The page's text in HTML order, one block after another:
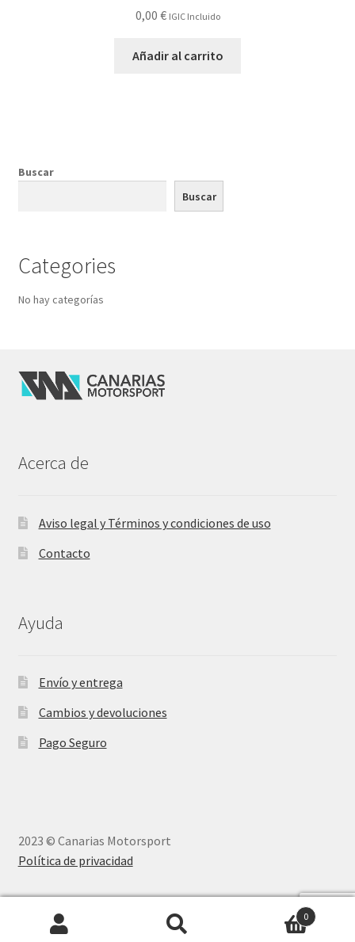
0,00 € IGIC Incluido
Añadir al carrito
Buscar
Buscar
Categories
No hay categorías
Acerca de
Aviso legal y Términos y condiciones de uso
Contacto
Ayuda
Envío y entrega
Cambios y devoluciones
Pago Seguro
2023 © Canarias Motorsport
Política de privacidad
0